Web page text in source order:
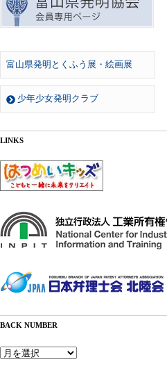
富山県発明とくふう展・絵画展
少年少女発明クラブ
LINKS
BACK NUMBER
Back